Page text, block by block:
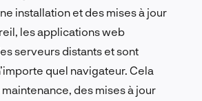
installation et des mises à jour
les applications web
serveurs distants et sont
quel navigateur. Cela
des mises à jour